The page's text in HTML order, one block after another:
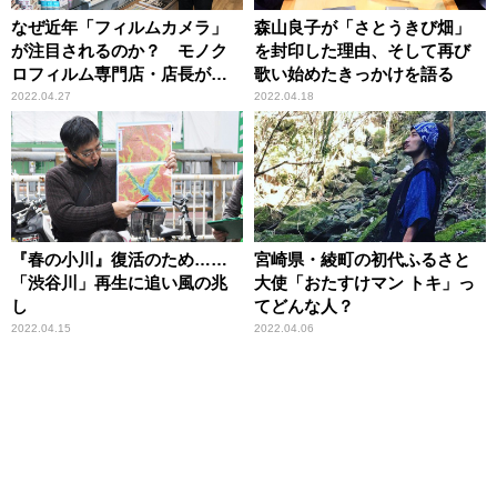
なぜ近年「フィルムカメラ」
が注目されるのか？ モノク
ロフィルム専門店・店長が語
る
2022.04.27
森山良子が「さとうきび畑」
を封印した理由、そして再び
歌い始めたきっかけを語る
2022.04.18
『春の小川』復活のため……
「渋谷川」再生に追い風の兆
し
2022.04.15
宮崎県・綾町の初代ふるさと
大使「おたすけマン トキ」っ
てどんな人？
2022.04.06